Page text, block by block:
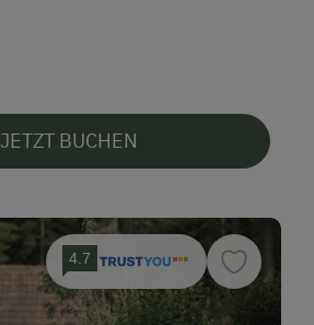
JETZT BUCHEN
4.7